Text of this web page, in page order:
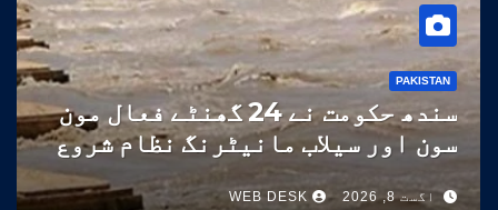
PAKISTAN
سندھ حکومت نے 24 گھنٹے فعال مون
سون اور سیلاب مانیٹرنگ نظام شروع
اگست 8, 2026 WEB DESK